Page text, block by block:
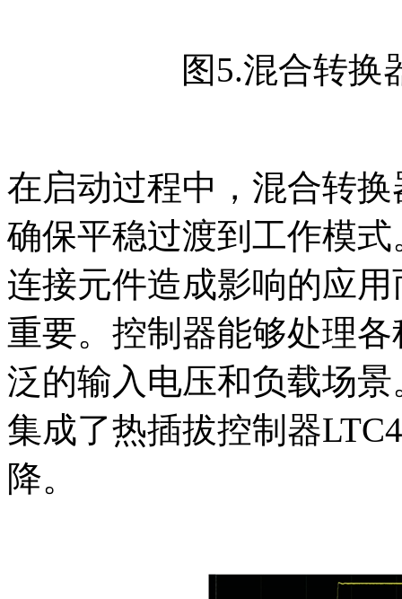
图5.混合转换
在启动过程中，混合转
确保平稳过渡到工作模
连接元件造成影响的应
重要。控制器能够处理
泛的输入电压和负载场
集成了热插拔控制器
降。